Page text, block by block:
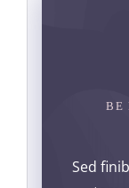
BE
Sed